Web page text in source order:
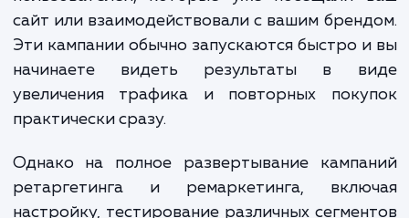
акцентирует внимание на тех, кто уже
взаимодействовал с вашим продуктом или
Стоимость ретаргетинга и ремаркетинга
от объема аудитории, бюджета на рекламу и
сложности кампании. Обычно стоимость
рублей. Ведение кампании обходится примерно
20% от рекламного бюджета, но не менее 10 000
рублей в месяц. Для точного расчета стоимости,